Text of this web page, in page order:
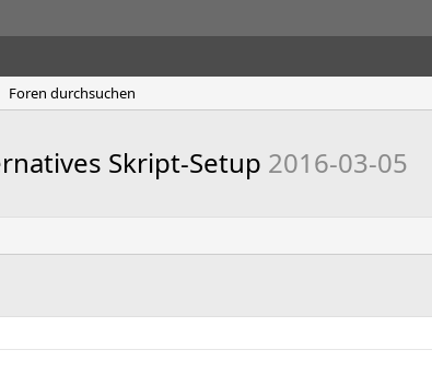
Foren durchsuchen
Skript-Setup 2016-03-05